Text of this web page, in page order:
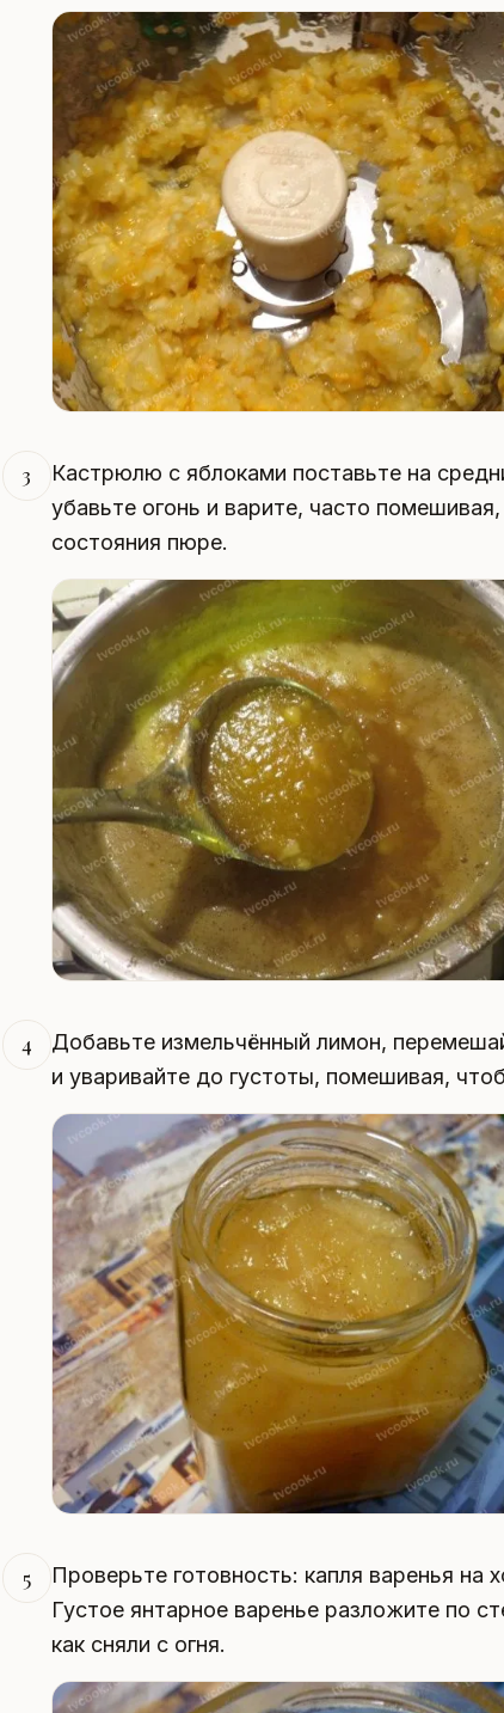
3
Кастрюлю с яблоками поставьте на
убавьте огонь и варите, часто
состояния пюре.
4
Добавьте измельчённый лимон,
и уваривайте до густоты, помешивая,
5
Проверьте готовность: капля варенья
Густое янтарное варенье разложите по
как сняли с огня.